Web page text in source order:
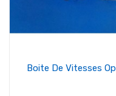
Boite De Vitesses